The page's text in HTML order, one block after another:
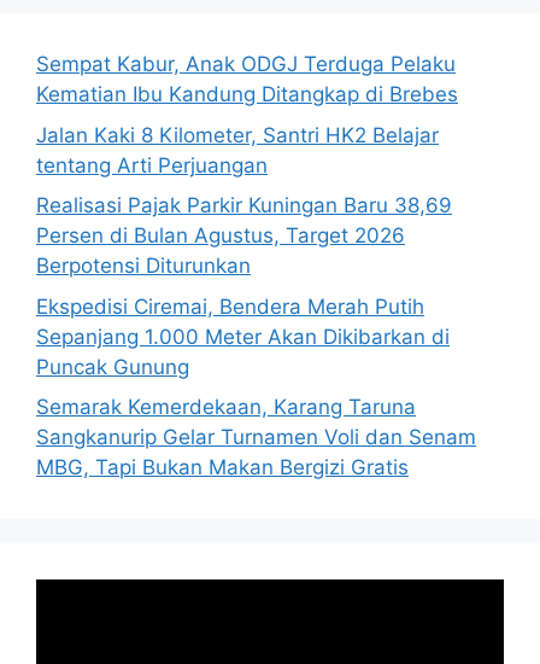
Sempat Kabur, Anak ODGJ Terduga Pelaku
Kematian Ibu Kandung Ditangkap di Brebes
Jalan Kaki 8 Kilometer, Santri HK2 Belajar
tentang Arti Perjuangan
Realisasi Pajak Parkir Kuningan Baru 38,69
Persen di Bulan Agustus, Target 2026
Berpotensi Diturunkan
Ekspedisi Ciremai, Bendera Merah Putih
Sepanjang 1.000 Meter Akan Dikibarkan di
Puncak Gunung
Semarak Kemerdekaan, Karang Taruna
Sangkanurip Gelar Turnamen Voli dan Senam
MBG, Tapi Bukan Makan Bergizi Gratis